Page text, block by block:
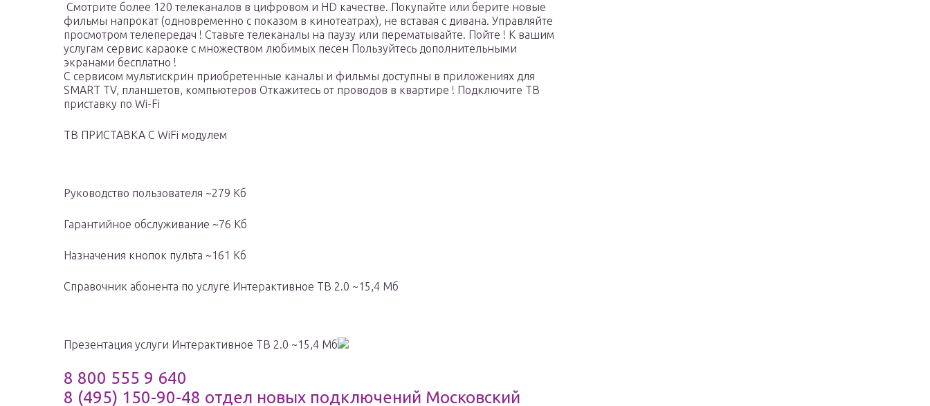
Смотрите более 120 телеканалов в цифровом и HD качестве. Покупайте или берите новые
фильмы напрокат (одновременно с показом в кинотеатрах), не вставая с дивана. Управляйте
просмотром телепередач ! Ставьте телеканалы на паузу или перематывайте. Пойте ! К вашим
услугам сервис караоке с множеством любимых песен Пользуйтесь дополнительными
экранами бесплатно !
С сервисом мультискрин приобретенные каналы и фильмы доступны в приложениях для
SMART TV, планшетов, компьютеров Откажитесь от проводов в квартире ! Подключите ТВ
приставку по Wi-Fi
ТВ ПРИСТАВКА С WiFi модулем
Руководство пользователя ~279 Кб
Гарантийное обслуживание ~76 Кб
Назначения кнопок пульта ~161 Кб
Справочник абонента по услуге Интерактивное ТВ 2.0 ~15,4 Мб
Презентация услуги Интерактивное ТВ 2.0 ~15,4 Мб
8 800 555 9 640
8 (495) 150-90-48 отдел новых подключений Московский